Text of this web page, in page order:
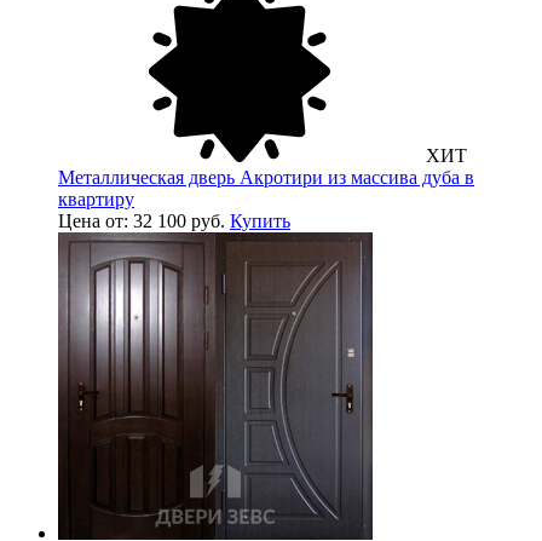
ХИТ
Металлическая дверь Акротири из массива дуба в
квартиру
Цена от: 32 100 руб. Купить